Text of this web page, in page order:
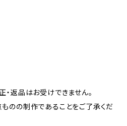
返品はお受けできません。
のの制作であることをご了承くだ